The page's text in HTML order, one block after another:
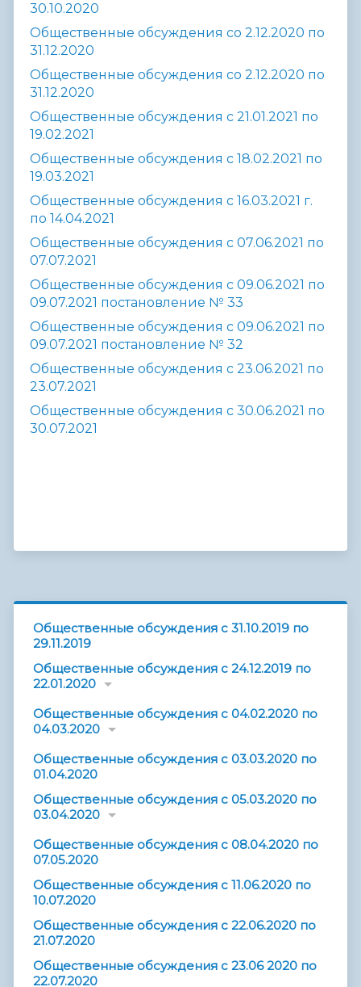
30.10.2020
Общественные обсуждения со 2.12.2020 по
31.12.2020
Общественные обсуждения со 2.12.2020 по
31.12.2020
Общественные обсуждения с 21.01.2021 по
19.02.2021
Общественные обсуждения с 18.02.2021 по
19.03.2021
Общественные обсуждения с 16.03.2021 г.
по 14.04.2021
Общественные обсуждения с 07.06.2021 по
07.07.2021
Общественные обсуждения с 09.06.2021 по
09.07.2021 постановление № 33
Общественные обсуждения с 09.06.2021 по
09.07.2021 постановление № 32
Общественные обсуждения с 23.06.2021 по
23.07.2021
Общественные обсуждения с 30.06.2021 по
30.07.2021
Общественные обсуждения с 31.10.2019 по
29.11.2019
Общественные обсуждения с 24.12.2019 по
22.01.2020
Общественные обсуждения с 04.02.2020 по
04.03.2020
Общественные обсуждения с 03.03.2020 по
01.04.2020
Общественные обсуждения с 05.03.2020 по
03.04.2020
Общественные обсуждения с 08.04.2020 по
07.05.2020
Общественные обсуждения с 11.06.2020 по
10.07.2020
Общественные обсуждения с 22.06.2020 по
21.07.2020
Общественные обсуждения с 23.06 2020 по
22.07.2020